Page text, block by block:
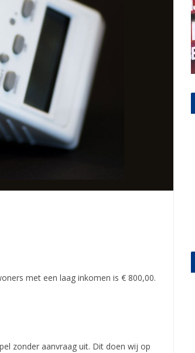
met een laag inkomen is € 800,00.
zonder aanvraag uit. Dit doen wij op